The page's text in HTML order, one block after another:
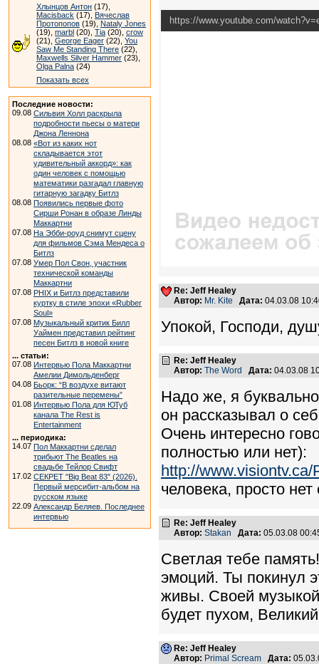
Хлынцов Антон (17),
Macisback (17), Вячеслав
Протопопов (19), Nataly Jones
(19), marbl (20), Tia (20), crow
(21), George Eager (22), You
Saw Me Standing There (22),
Maxwells Silver Hammer (23),
Olga Palna (24)
Показать всех
Последние новости:
09.08 Сильвия Холл раскрыла
подробности пьесы о матери
Джона Леннона
08.08 «Вот из каких нот
складывается этот
удивительный аккорд»: как
один человек с помощью
математики разгадал главную
гитарную загадку Битлз
08.08 Появились первые фото
Сирши Ронан в образе Линды
Маккартни
07.08 На Эбби-роуд снимут сцену
для фильмов Сэма Мендеса о
Битлз
07.08 Умер Пол Свон, участник
технической команды
Маккартни
07.08 PHIX и Битлз представили
куртку в стиле эпохи «Rubber
Soul»
07.08 Музыкальный критик Билл
Уаймен представил рейтинг
песен Битлз в новой книге
... статьи:
07.08 Интервью Пола Маккартни
Амелии Димольденберг
04.08 Бьорк: “В воздухе витают
разительные перемены”
01.08 Интервью Пола для ЮТуб
канала The Rest is
Entertainment
... периодика:
14.07 Пол Маккартни сделал
трибьют The Beatles на
свадьбе Тейлор Свифт
17.02 СЕКРЕТ "Big Beat 83" (2026).
Первый мерсибит-альбом на
русском языке
22.09 Александр Беляев. Последнее
интервью
https://www.youtube.com/
Re: Jeff Healey
Автор: Mr. Kite Дата: 04.03.08
Упокой, Господи,
Re: Jeff Healey
Автор: The Word Дата: 04.03.08
Надо же, я
он рассказывал о
Очень интересно
полностью или нет):
http://
человека, просто нет
Re: Jeff Healey
Автор: Stakan Дата: 05.03.08
Светлая тебе
эмоций. Ты покинул
живы. Своей
будет пухом,
Re: Jeff Healey
Автор: Primal Scream Дата: